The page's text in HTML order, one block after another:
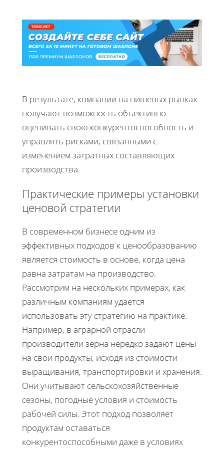
В результате, компании на нишевых рынках
получают возможность объективно
оценивать свою конкурентоспособность и
управлять рисками, связанными с
изменением затратных составляющих
производства.
Практические примеры установки
ценовой стратегии
В современном бизнесе одним из
эффективных подходов к ценообразованию
является стоимость в основе, когда цена
равна затратам на производство.
Рассмотрим на нескольких примерах, как
различным компаниям удается
использовать эту стратегию на практике.
Например, в аграрной отрасли
производители зерна нередко задают цены
на свои продукты, исходя из стоимости
выращивания, транспортировки и хранения.
Они учитывают сельскохозяйственные
сезоны, погодные условия и стоимость
рабочей силы. Этот подход позволяет
продуктам оставаться
конкурентоспособными даже в условиях